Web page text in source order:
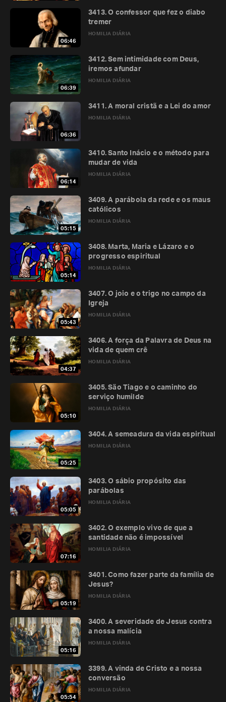
06:46
HOMILIA DIÁRIA
3413. O confessor que fez o diabo
tremer
06:39
HOMILIA DIÁRIA
3412. Sem intimidade com Deus,
iremos afundar
06:36
HOMILIA DIÁRIA
3411. A moral cristã e a Lei do amor
06:14
HOMILIA DIÁRIA
3410. Santo Inácio e o método para
mudar de vida
05:15
HOMILIA DIÁRIA
3409. A parábola da rede e os maus
católicos
05:14
HOMILIA DIÁRIA
3408. Marta, Maria e Lázaro e o
progresso espiritual
05:43
HOMILIA DIÁRIA
3407. O joio e o trigo no campo da
Igreja
04:37
HOMILIA DIÁRIA
3406. A força da Palavra de Deus na
vida de quem crê
05:10
HOMILIA DIÁRIA
3405. São Tiago e o caminho do
serviço humilde
05:25
HOMILIA DIÁRIA
3404. A semeadura da vida espiritual
05:05
HOMILIA DIÁRIA
3403. O sábio propósito das
parábolas
07:16
HOMILIA DIÁRIA
3402. O exemplo vivo de que a
santidade não é impossível
05:19
HOMILIA DIÁRIA
3401. Como fazer parte da família de
Jesus?
05:16
HOMILIA DIÁRIA
3400. A severidade de Jesus contra
a nossa malícia
05:54
HOMILIA DIÁRIA
3399. A vinda de Cristo e a nossa
conversão